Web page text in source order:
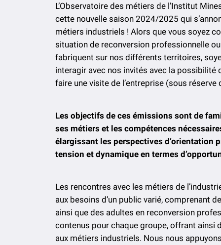
L’Observatoire des métiers de l’Institut
cette nouvelle saison 2024/2025 qui
métiers industriels ! Alors que vous soyez
situation de reconversion professionnelle
fabriquent sur nos différents territoires,
interagir avec nos invités avec la possibilité
faire une visite de l’entreprise (sous
Les objectifs de ces émissions sont de
ses métiers et les compétences
élargissant les perspectives d’orientation
tension et dynamique en termes
Les rencontres avec les métiers de
aux besoins d’un public varié, comprenant
ainsi que des adultes en reconversion
contenus pour chaque groupe, offrant ainsi
aux métiers industriels. Nous nous